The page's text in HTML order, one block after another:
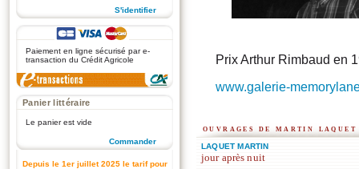
S'identifier
Paiement en ligne sécurisé par e-
transaction du Crédit Agricole
Panier littéraire
Le panier est vide
Commander
Depuis le 1er juillet 2025 le tarif pour
Prix Arthur Rimbaud en
www.galerie-
ouvrages de martin laquet
LAQUET MARTIN
jour après nuit